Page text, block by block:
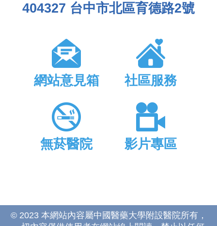
404327 台中市北區育德路2號
網站意見箱 社區服務
無菸醫院 影片專區
© 2023 本網站內容屬中國醫藥大學附設醫院所有，